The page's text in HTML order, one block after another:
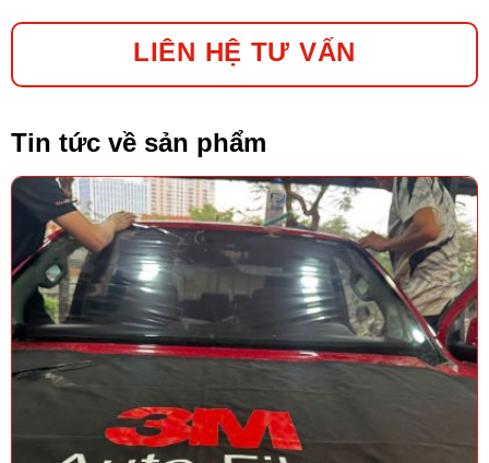
LIÊN HỆ TƯ VẤN
Tin tức về sản phẩm